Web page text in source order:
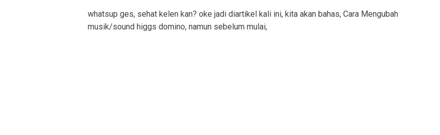
whatsup ges, sehat kelen kan? oke jadi diartikel kali ini, kita akan bahas, Cara Mengubah
musik/sound higgs domino, namun sebelum mulai,